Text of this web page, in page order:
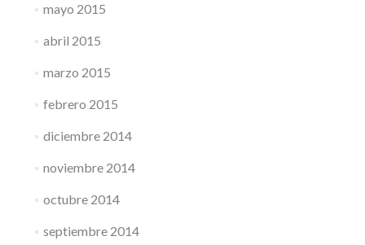
mayo 2015
abril 2015
marzo 2015
febrero 2015
diciembre 2014
noviembre 2014
octubre 2014
septiembre 2014